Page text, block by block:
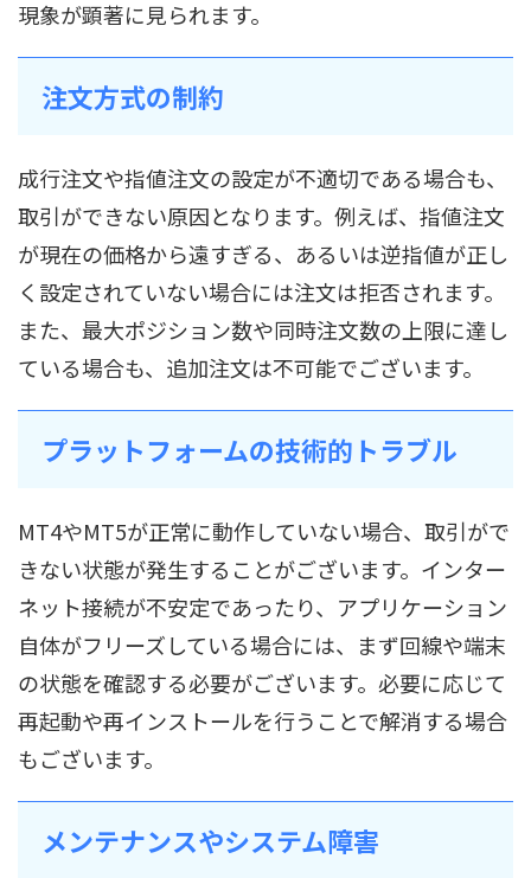
現象が顕著に見られます。
注文方式の制約
成行注文や指値注文の設定が不適切である場合も、
取引ができない原因となります。例えば、指値注文
が現在の価格から遠すぎる、あるいは逆指値が正し
く設定されていない場合には注文は拒否されます。
また、最大ポジション数や同時注文数の上限に達し
ている場合も、追加注文は不可能でございます。
プラットフォームの技術的トラブル
MT4やMT5が正常に動作していない場合、取引がで
きない状態が発生することがございます。インター
ネット接続が不安定であったり、アプリケーション
自体がフリーズしている場合には、まず回線や端末
の状態を確認する必要がございます。必要に応じて
再起動や再インストールを行うことで解消する場合
もございます。
メンテナンスやシステム障害